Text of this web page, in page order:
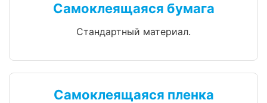
Самоклеящаяся бумага
Стандартный материал.
Самоклеящаяся пленка